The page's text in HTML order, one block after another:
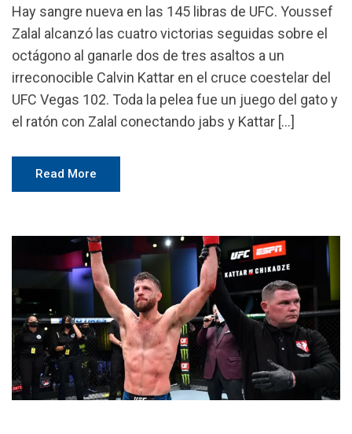
Hay sangre nueva en las 145 libras de UFC. Youssef
Zalal alcanzó las cuatro victorias seguidas sobre el
octágono al ganarle dos de tres asaltos a un
irreconocible Calvin Kattar en el cruce coestelar del
UFC Vegas 102. Toda la pelea fue un juego del gato y
el ratón con Zalal conectando jabs y Kattar […]
Read More